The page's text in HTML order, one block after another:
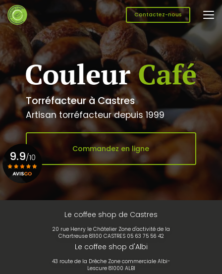
Aller
au
contenu
principal
Contactez-nous
Torréfacteur à Castres
Artisan torréfacteur depuis 1999
Commandez en ligne
Le coffee shop de Castres
20 rue Henry le Châtelier Zone d'activité de la
Chartreuse 81100 CASTRES 05 63 75 56 42
Le coffee shop d'Albi
43 route de la Drêche Zone commerciale Albi-
Lescure 81000 ALBI
9.9/10